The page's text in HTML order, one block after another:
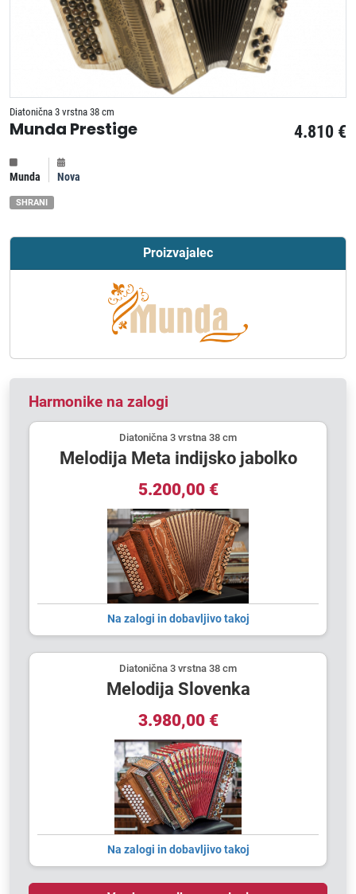
Diatonična 3 vrstna 38 cm
4.810 €
Munda Prestige
Munda Nova
SHRANI
Proizvajalec
Harmonike na zalogi
Diatonična 3 vrstna 38 cm
Melodija Meta indijsko jabolko
5.200,00 €
Na zalogi in dobavljivo takoj
Diatonična 3 vrstna 38 cm
Melodija Slovenka
3.980,00 €
Na zalogi in dobavljivo takoj